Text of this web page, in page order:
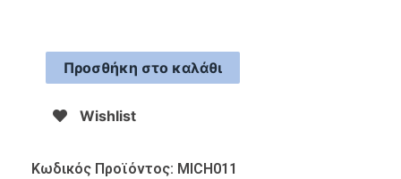
Προσθήκη στο καλάθι
Wishlist
Κωδικός Προϊόντος: MICH011